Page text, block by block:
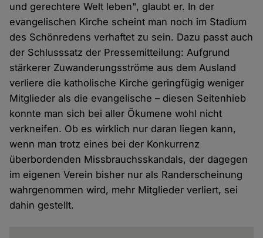
und gerechtere Welt leben", glaubt er. In der
evangelischen Kirche scheint man noch im Stadium
des Schönredens verhaftet zu sein. Dazu passt auch
der Schlusssatz der Pressemitteilung: Aufgrund
stärkerer Zuwanderungsströme aus dem Ausland
verliere die katholische Kirche geringfügig weniger
Mitglieder als die evangelische – diesen Seitenhieb
konnte man sich bei aller Ökumene wohl nicht
verkneifen. Ob es wirklich nur daran liegen kann,
wenn man trotz eines bei der Konkurrenz
überbordenden Missbrauchsskandals, der dagegen
im eigenen Verein bisher nur als Randerscheinung
wahrgenommen wird, mehr Mitglieder verliert, sei
dahin gestellt.